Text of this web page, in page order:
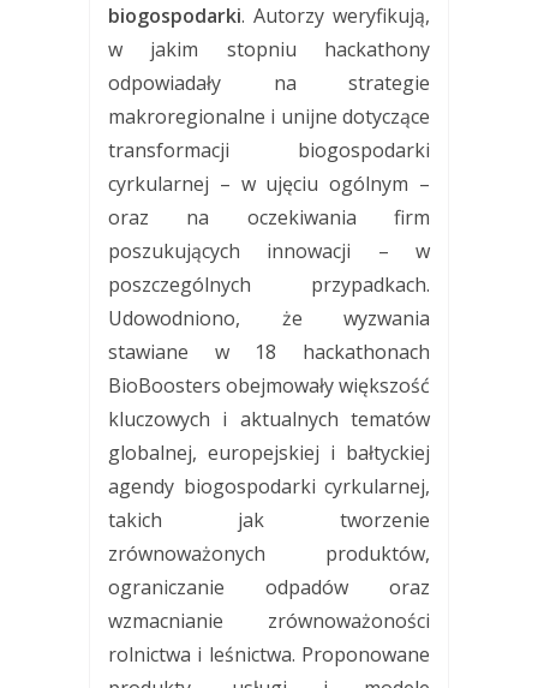
biogospodarki. Autorzy weryfikują,
w jakim stopniu hackathony
odpowiadały na strategie
makroregionalne i unijne dotyczące
transformacji biogospodarki
cyrkularnej – w ujęciu ogólnym –
oraz na oczekiwania firm
poszukujących innowacji – w
poszczególnych przypadkach.
Udowodniono, że wyzwania
stawiane w 18 hackathonach
BioBoosters obejmowały większość
kluczowych i aktualnych tematów
globalnej, europejskiej i bałtyckiej
agendy biogospodarki cyrkularnej,
takich jak tworzenie
zrównoważonych produktów,
ograniczanie odpadów oraz
wzmacnianie zrównoważoności
rolnictwa i leśnictwa. Proponowane